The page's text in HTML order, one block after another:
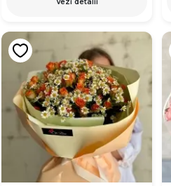
Vezi detalii